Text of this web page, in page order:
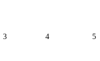
3 4 5